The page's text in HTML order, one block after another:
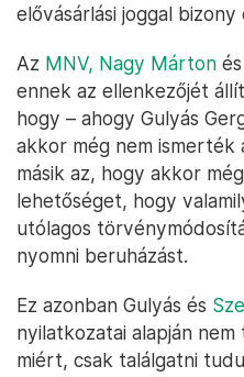
elővásárlási joggal bizony
Az MNV, Nagy Márton
ennek az ellenkezőjét
hogy – ahogy Gulyás
akkor még nem ismerték
másik az, hogy akkor
lehetőséget, hogy
utólagos
nyomni beruházást.
Ez azonban Gulyás és
nyilatkozatai alapján
miért, csak találgatni